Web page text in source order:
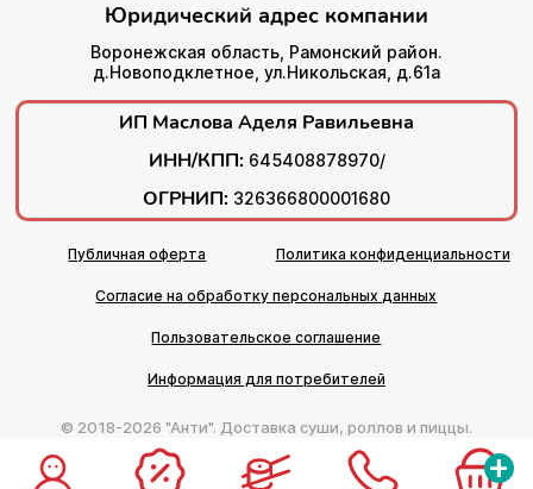
+
Юридический адрес компании
Воронежская область, Рамонский район.
д.Новоподклетное, ул.Никольская, д.61а
ИП Маслова Аделя Равильевна
ИНН/КПП: 645408878970/
ОГРНИП: 326366800001680
Публичная оферта Политика конфиденциальности
Согласие на обработку персональных данных
Пользовательское соглашение
Информация для потребителей
© 2018-2026 "Анти". Доставка суши, роллов и пиццы.